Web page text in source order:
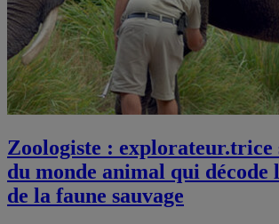
Zoologiste : explorateur.trice
du monde animal qui décode
de la faune sauvage